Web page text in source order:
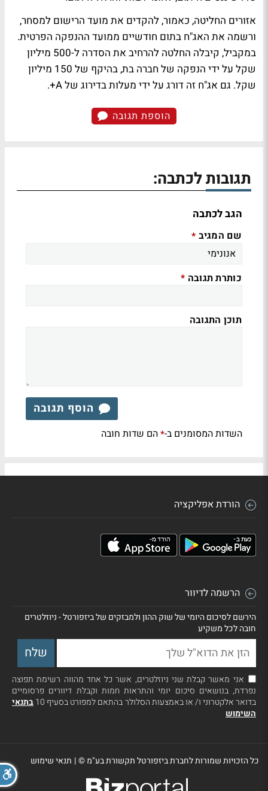
אזורים החליטה, כאמור, להקדים את מועד הרישום למסחר,
ורשמה את האג"ח בתום חודשיים ממועד ההנפקה הפרטית.
במקביל, קיבלה החלטה להרחיב את הסדרה ל-500 מיליון
שקל על ידי הנפקה של חברה בת, בהיקף של 150 מיליון
שקל. גם אג"ח זה דורג על ידי מעלות בדירוג של A+.
הוספת תגובה
תגובות לכתבה:
הגב לכתבה
שם המגיב *
כותרת תגובה *
תוכן התגובה
הוסף תגובה
השדות המסומנים ב-*הם שדות חובה
הורדת אפליקציה
הרשמה לדיוור
הירשם לסיכום היומי של שוק ההון ולמבזקים של ביזפורטל - ניוזלטרים
חובה לכל משקיע
אני מאשר קבלת שני ניוזלטרים, אשר כל אחד מהווה רשימת תפוצה
נפרדת, בנושאים סיכום יומי והתראות חמות וקבלת דיוורים פרסומיים
בדואר אלקטרוני ו/ או באמצעות הסלולר בהתאם למפורט בסעיף 10
בתנאי
השימוש
כל הזכויות שמורות לחברת ביזפורטל תקשורת בע"מ ©| תנאי שימוש